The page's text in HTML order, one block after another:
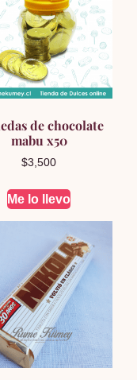
de chocolate
mabu x50
$3,500
Me lo llevo